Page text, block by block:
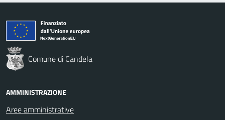
Comune di Candela
AMMINISTRAZIONE
Aree amministrative